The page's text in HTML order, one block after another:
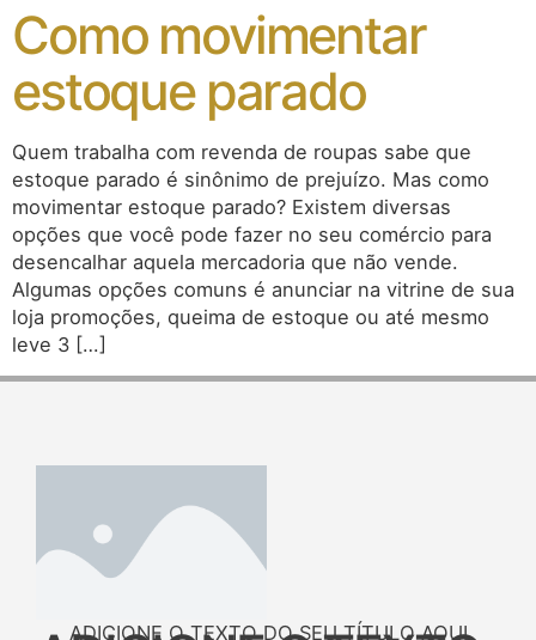
Como movimentar
estoque parado
Quem trabalha com revenda de roupas sabe que
estoque parado é sinônimo de prejuízo. Mas como
movimentar estoque parado? Existem diversas
opções que você pode fazer no seu comércio para
desencalhar aquela mercadoria que não vende.
Algumas opções comuns é anunciar na vitrine de sua
loja promoções, queima de estoque ou até mesmo
leve 3 […]
ADICIONE O TEXTO DO SEU TÍTULO AQUI